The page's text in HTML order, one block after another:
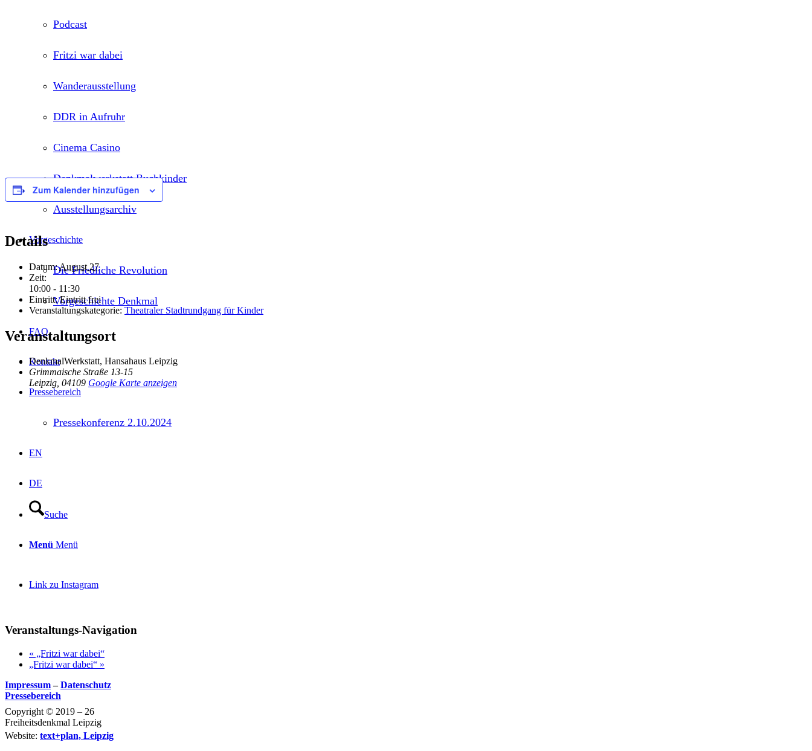
Podcast
Fritzi war dabei
Wanderausstellung
DDR in Aufruhr
Cinema Casino
Denkmalwerkstatt Buchkinder
Ausstellungsarchiv
Vorgeschichte
Die Friedliche Revolution
Vorgeschichte Denkmal
FAQ
Kontakt
Pressebereich
Pressekonferenz 2.10.2024
EN
DE
Suche
Menü Menü
Link zu Instagram
Zum Kalender hinzufügen
Details
Datum:August 27
Zeit:
10:00 - 11:30
Eintritt: Eintritt frei
Veranstaltungskategorie: Theatraler Stadtrundgang für Kinder
Veranstaltungsort
DenkmalWerkstatt, Hansahaus Leipzig
Grimmaische Straße 13-15
Leipzig, 04109 Google Karte anzeigen
Veranstaltungs-Navigation
« „Fritzi war dabei“
„Fritzi war dabei“ »
Impressum–Datenschutz
Pressebereich
Copyright © 2019 – 26
Freiheitsdenkmal Leipzig
Website: text+plan, Leipzig